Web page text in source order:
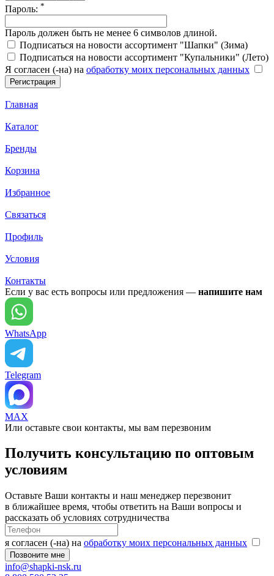
Пароль: *
Пароль должен быть не менее 6 символов длиной.
Подписаться на новости ассортимент "Шапки" (Зима)
Подписаться на новости ассортимент "Купальники" (Лето)
Я согласен (-на) на обработку моих персональных данных
Главная
Каталог
Бренды
Корзина
Избранное
Связаться
Профиль
Условия
Контакты
Если у вас есть вопросы или предложения — напишите нам
WhatsApp
Telegram
MAX
Или оставьте свои контакты, мы вам перезвоним
Получить консультацию по оптовым
условиям
Оставьте Ваши контакты и наш менеджер перезвонит
в ближайшее время, чтобы ответить на Ваши вопросы и
рассказать об условиях сотрудничества
я согласен (-на) на обработку моих персональных данных
info@shapki-nsk.ru